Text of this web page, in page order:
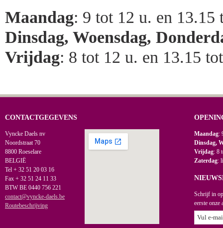
Maandag: 9 tot 12 u. en 13.15
Dinsdag, Woensdag,
Vrijdag: 8 tot 12 u. en 13.15
CONTACTGEGEVENS
Vyncke Daels nv
Noordstraat 70
8800 Roeselare
BELGIË
Tel + 32 51 20 03 16
Fax + 32 51 24 11 33
BTW BE 0440 756 221
contact@vyncke-daels.be
Routebeschrijving
Maandag:
Dinsdag,
Vrijdag: 8
Zaterdag:
Schrijf in
eerste onze